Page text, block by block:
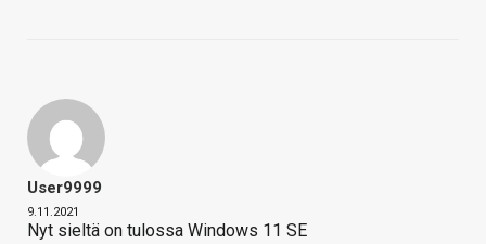
User9999
9.11.2021
Nyt sieltä on tulossa Windows 11 SE